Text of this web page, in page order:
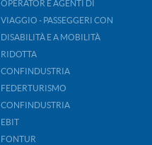
OPERATOR E AGENTI DI
VIAGGIO - PASSEGGERI CON
DISABILITÀ E A MOBILITÀ
RIDOTTA
CONFINDUSTRIA
FEDERTURISMO
CONFINDUSTRIA
EBIT
FONTUR